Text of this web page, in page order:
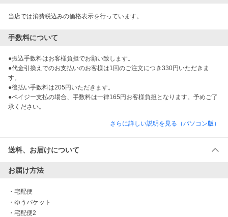
当店では消費税込みの価格表示を行っています。
手数料について
●振込手数料はお客様負担でお願い致します。
●代金引換えでのお支払いのお客様は1回のご注文につき330円いただきま
す。
●後払い手数料は205円いただきます。
●ペイジー支払の場合、手数料は一律165円お客様負担となります。予めご了
承ください。
さらに詳しい説明を見る（パソコン版）
送料、お届けについて
お届け方法
・ 宅配便
・ ゆうパケット
・ 宅配便2